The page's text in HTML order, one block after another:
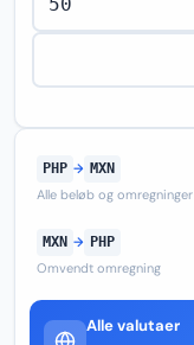
PHP → MXN
Alle beløb og omregninger
MXN → PHP
Omvendt omregning
Alle valutaer